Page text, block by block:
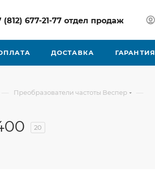
(812) 677-21-77 отдел продаж
ДОСТАВКА ГАРАНТИЯ
— Преобразователи частоты Веспер —
20